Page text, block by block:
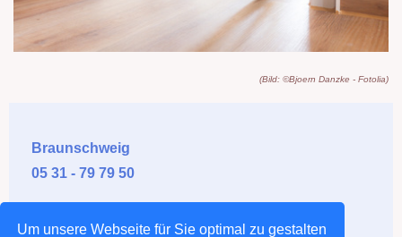
Um unsere Webseite für Sie optimal zu gestalten
(Bild: ©Bjoern Danzke - Fotolia)
Braunschweig
05 31 - 79 79 50